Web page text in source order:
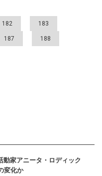
182 183
187 188
動家アニータ・ロディック
変化か